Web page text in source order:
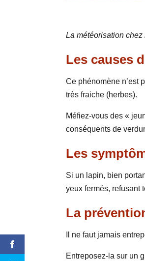
La météorisation chez
Les causes
Ce phénomène n’est
très fraiche (herbes).
Méfiez-vous des «
conséquents de
Les
Si un lapin, bien
yeux fermés, refusant
La
Il ne faut jamais
Entreposez-la sur un